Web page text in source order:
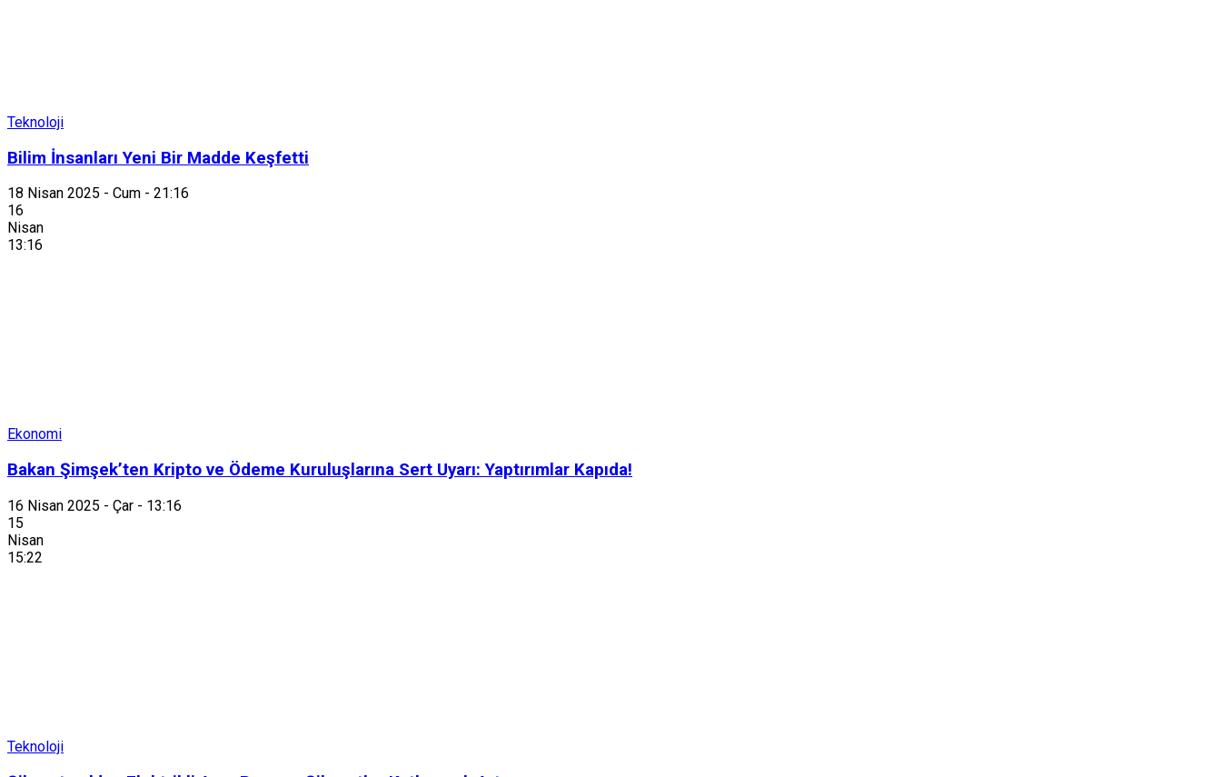
Teknoloji
Bilim İnsanları Yeni Bir Madde Keşfetti
18 Nisan 2025 - Cum - 21:16
16
Nisan
13:16
Ekonomi
Bakan Şimşek’ten Kripto ve Ödeme Kuruluşlarına Sert Uyarı: Yaptırımlar Kapıda!
16 Nisan 2025 - Çar - 13:16
15
Nisan
15:22
Teknoloji